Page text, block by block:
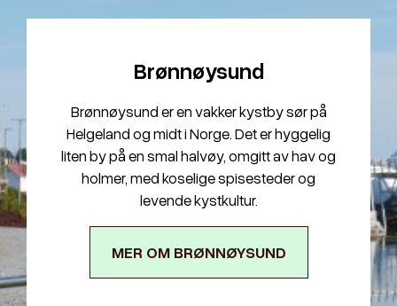
Brønnøysund
Brønnøysund er en vakker kystby sør på
Helgeland og midt i Norge. Det er hyggelig
liten by på en smal halvøy, omgitt av hav og
holmer, med koselige spisesteder og
levende kystkultur.
MER OM BRØNNØYSUND